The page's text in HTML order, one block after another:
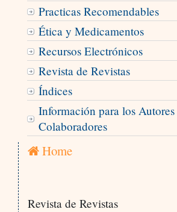
Practicas Recomendables
Ética y Medicamentos
Recursos Electrónicos
Revista de Revistas
Índices
Información para los
Colaboradores
Home
Revista de Revistas